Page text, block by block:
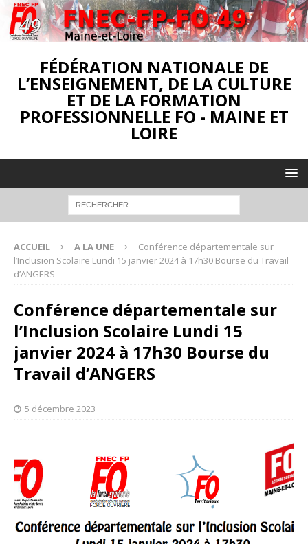
FÉDÉRATION NATIONALE DE
L’ENSEIGNEMENT, DE LA CULTURE
ET DE LA FORMATION
PROFESSIONNELLE FO - MAINE ET
LOIRE
ACCUEIL A LA UNE
Conférence départementale sur
l’Inclusion Scolaire Lundi 15 janvier 2024 à 17h30 Bourse du Travail
d’ANGERS
Conférence départementale sur
l’Inclusion Scolaire Lundi 15
janvier 2024 à 17h30 Bourse du
Travail d’ANGERS
5 décembre 2023